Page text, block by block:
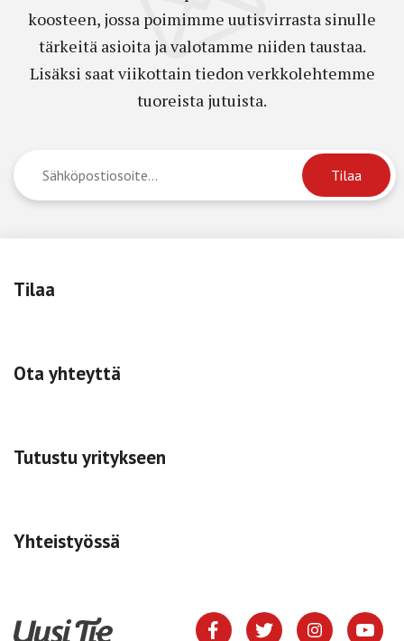
koosteen, jossa poimimme uutisvirrasta sinulle
tärkeitä asioita ja valotamme niiden taustaa.
Lisäksi saat viikottain tiedon verkkolehtemme
tuoreista jutuista.
Tilaa
Ota yhteyttä
Tutustu yritykseen
Yhteistyössä